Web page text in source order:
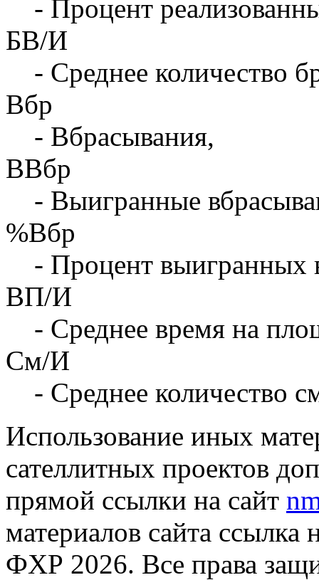
- Процент
БВ/И
- Среднее количество
Вбр
- Вбрасывания,
ВВбр
- Выигранные
%Вбр
- Процент выигранных
ВП/И
- Среднее время на
См/И
- Среднее количество
Использование иных
сателлитных проектов
прямой ссылки на сайт
материалов сайта ссылка
ФХР 2026. Все права